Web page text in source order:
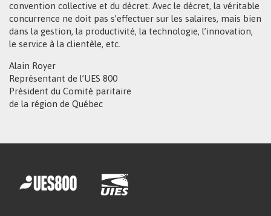
convention collective et du décret. Avec le décret, la véritable
concurrence ne doit pas s’effectuer sur les salaires, mais bien
dans la gestion, la productivité, la technologie, l’innovation,
le service à la clientèle, etc.
Alain Royer
Représentant de l’UES 800
Président du Comité paritaire
de la région de Québec